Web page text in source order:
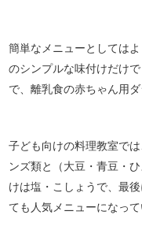
簡単なメニューとしては
のシンプルな味付けだけ
で、離乳食の赤ちゃん用
子ども向けの料理教室で
ンズ類と（大豆・青豆・
けは塩・こしょうで、最
ても人気メニューになって